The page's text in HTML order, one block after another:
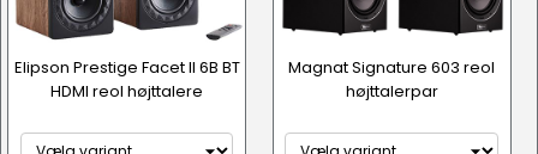
Elipson Prestige Facet II 6B BT
HDMI reol højttalere
Magnat Signature 603 reol
højttalerpar